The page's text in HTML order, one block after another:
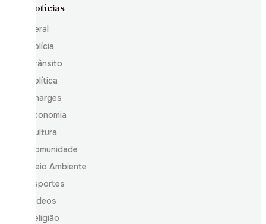
Notícias
Geral
Polícia
Trânsito
Política
Charges
Economia
Cultura
Comunidade
Meio Ambiente
Esportes
Vídeos
Religião